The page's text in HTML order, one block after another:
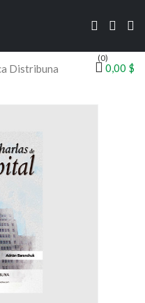
Envío gratis por
0,00 $
(0)